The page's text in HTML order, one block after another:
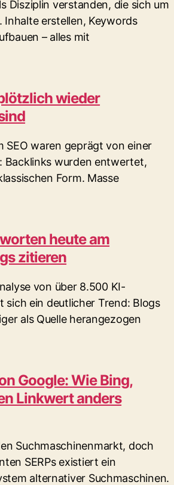
Disziplin verstanden, die sich um
Inhalte erstellen, Keywords
– alles mit
wieder
SEO waren geprägt von einer
Backlinks wurden entwertet,
Form. Masse
heute am
zitieren
von über 8.500 KI-
sich ein deutlicher Trend: Blogs
als Quelle herangezogen
Google: Wie Bing,
Linkwert anders
Suchmaschinenmarkt, doch
SERPs existiert ein
alternativer Suchmaschinen.